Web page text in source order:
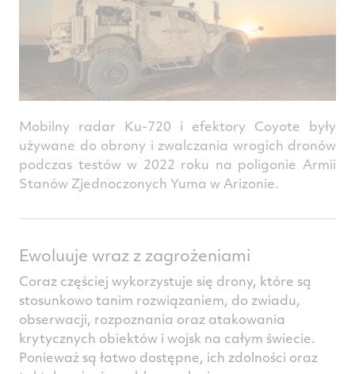
Mobilny radar Ku-720 i efektory Coyote były
używane do obrony i zwalczania wrogich dronów
podczas testów w 2022 roku na poligonie Armii
Stanów Zjednoczonych Yuma w Arizonie.
Ewoluuje wraz z zagrożeniami
Coraz częściej wykorzystuje się drony, które są
stosunkowo tanim rozwiązaniem, do zwiadu,
obserwacji, rozpoznania oraz atakowania
krytycznych obiektów i wojsk na całym świecie.
Ponieważ są łatwo dostępne, ich zdolności oraz